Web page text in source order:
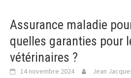
Assurance maladie
quelles garanties pour
vétérinaires ?
14 novembre 2024 Jean